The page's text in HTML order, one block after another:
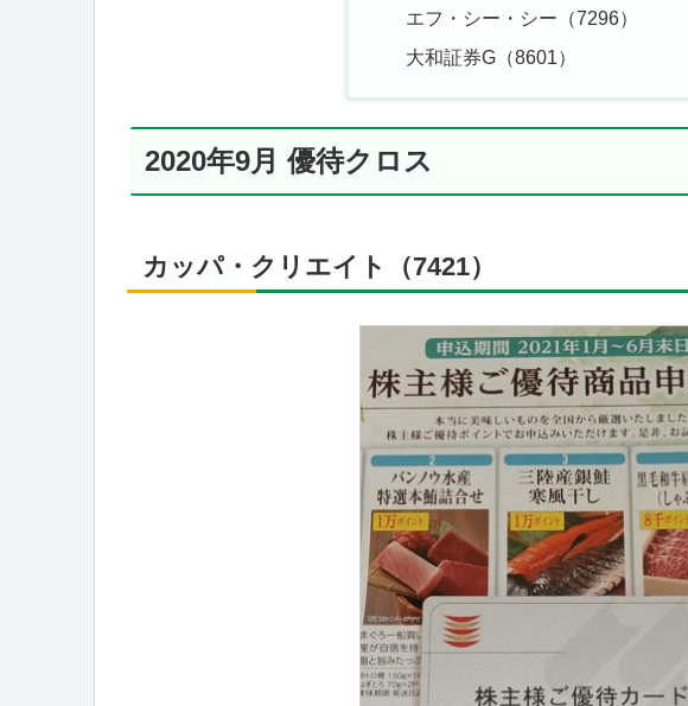
エフ・シー・シー（7296）
大和証券G（8601）
2020年9月 優待クロス
カッパ・クリエイト（7421）